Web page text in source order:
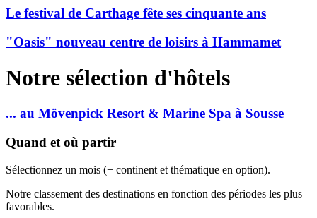
Le festival de Carthage fête ses cinquante ans
"Oasis" nouveau centre de loisirs à Hammamet
Notre sélection d'hôtels
... au Mövenpick Resort & Marine Spa à Sousse
Quand et où partir
Sélectionnez un mois (+ continent et thématique en option).
Notre classement des destinations en fonction des périodes les plus
favorables.